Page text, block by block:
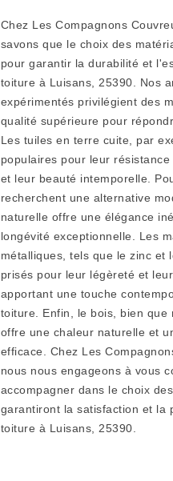
Chez Les Compagnons
savons que le choix des
pour garantir la durabilité et
toiture à Luisans, 25390. Nos
expérimentés privilégient des
qualité supérieure pour
Les tuiles en terre cuite, par
populaires pour leur
et leur beauté intemporelle.
recherchent une alternative
naturelle offre une élégance
longévité exceptionnelle. Les
métalliques, tels que le zinc et
prisés pour leur légèreté et leur
apportant une touche
toiture. Enfin, le bois, bien que
offre une chaleur naturelle et
efficace. Chez Les
nous nous engageons à vous
accompagner dans le choix
garantiront la satisfaction et la
toiture à Luisans, 25390.